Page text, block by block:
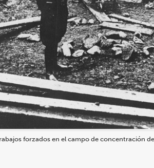
forzados en el campo de concentración